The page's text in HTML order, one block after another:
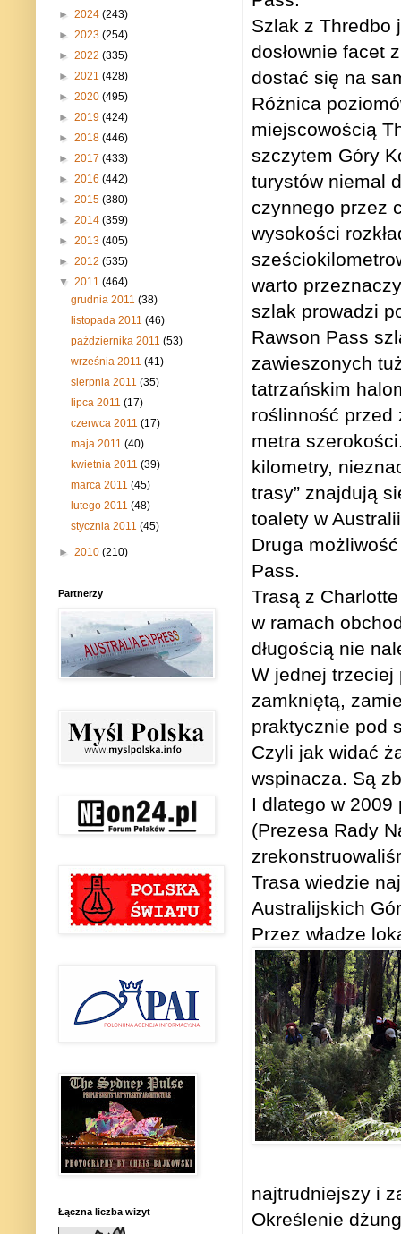
Szlak z Thredbo
dosłownie facet
dostać się na
Różnica
miejscowością
szczytem Góry
turystów niemal
czynnego przez
wysokości
warto
szlak prowadzi
Rawson Pass
zawieszonych
tatrzańskim
roślinność przed
metra
kilometry,
trasy” znajdują
toalety w
Druga
Pass.
Trasą z
w ramach
długością nie
W jednej trzeciej
zamkniętą,
praktycznie pod
Czyli jak widać
wspinacza. Są
I dlatego w
(Prezesa Rady
Trasa wiedzie
Australijskich
Przez władze
najtrudniejszy i
Określenie
► 2024 (243)
► 2023 (254)
► 2022 (335)
► 2021 (428)
► 2020 (495)
► 2019 (424)
► 2018 (446)
► 2017 (433)
► 2016 (442)
► 2015 (380)
► 2014 (359)
► 2013 (405)
► 2012 (535)
▼ 2011 (464)
grudnia 2011(38)
listopada 2011(46)
października 2011(53)
września 2011(41)
sierpnia 2011(35)
lipca 2011(17)
czerwca 2011(17)
maja 2011(40)
kwietnia 2011(39)
marca 2011(45)
lutego 2011(48)
stycznia 2011(45)
► 2010 (210)
Partnerzy
Łączna liczba wizyt